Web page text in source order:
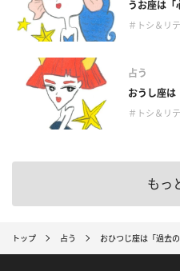
うお座は「
＃トシ＆リ
占う
おうし座は
＃トシ＆リ
もっ
トップ 占う おひつじ座は「過去